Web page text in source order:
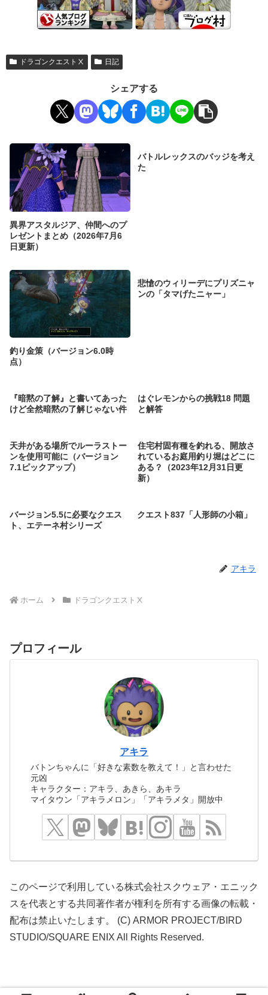
ドラゴンクエストⅩ 日記
シェアする
異界アスタルジア、仲間へのプ
レゼントまとめ（2026年7月6
日更新）
バトルレックスのバッジを考え
た
釣り金策（バージョン6.0時
点）
悲愴のウィリーデにプリズニャ
ンの「タマげたニャー」
『暗黙の了解』と書いてあった
けど全然暗黙の了解じゃない件
はぐレモンからの挑戦18 問題
と解答
天井がある場所でルーラストー
ンを使用可能に（バージョン
7.1ピックアップ）
住宅村固有種を釣れる、開放さ
れているお庭用釣り堀はどこに
ある？（2023年12月31日更
新）
バージョン5.5に必要なクエス
ト、エテーネ村シリーズ
クエスト837「人形師の小箱」
アキラ
ホーム ドラゴンクエストⅩ
プロフィール
アキラ
バトンちゃんに「好きな素数を教えて！」と言わせた
元凶
キャラクター：アキラ、あきら、あキラ
マイタウン「アキラメロン」「アキラメタ」開放中
このページで利用している株式会社スクウェア・エニック
スを代表とする共同著作者が権利を所有する画像の転載・
配布は禁止いたします。 (C) ARMOR PROJECT/BIRD
STUDIO/SQUARE ENIX All Rights Reserved.